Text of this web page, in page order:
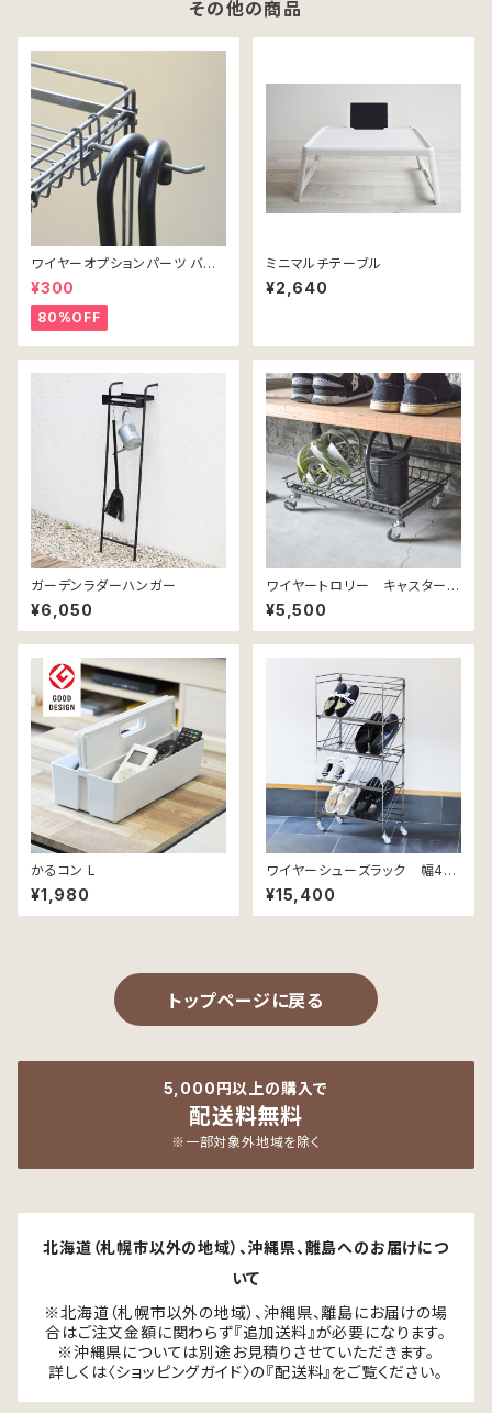
その他の商品
ワイヤーオプションパーツ バー
フック・ロング
¥300
80%OFF
ミニマルチテーブル
¥2,640
ガーデンラダーハンガー
¥6,050
ワイヤートロリー キャスター付
き
¥5,500
かるコン L
¥1,980
ワイヤーシューズラック 幅49
cm｜4段
¥15,400
トップページに戻る
5,000円以上の購入で
配送料無料
※一部対象外地域を除く
北海道（札幌市以外の地域）、沖縄県、離島へのお届けにつ
いて
※北海道（札幌市以外の地域）、沖縄県、離島にお届けの場
合はご注文金額に関わらず『追加送料』が必要になります。
※沖縄県については別途お見積りさせていただきます。
詳しくは〈ショッピングガイド〉の『配送料』をご覧ください。